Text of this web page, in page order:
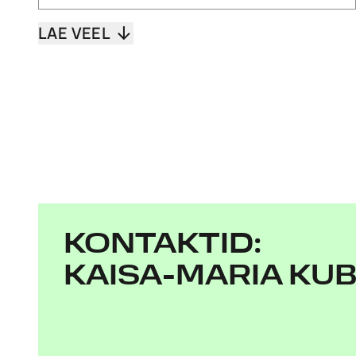
LAE VEEL
KONTAKTID:
KAISA-MARIA